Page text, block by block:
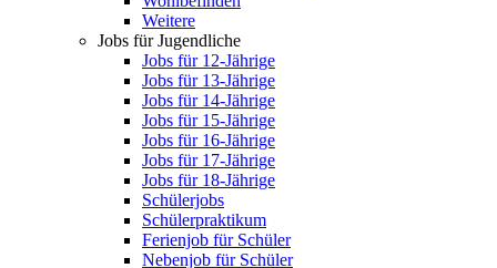
Weitere
Jobs für Jugendliche
Jobs für 12-Jährige
Jobs für 13-Jährige
Jobs für 14-Jährige
Jobs für 15-Jährige
Jobs für 16-Jährige
Jobs für 17-Jährige
Jobs für 18-Jährige
Schülerjobs
Schülerpraktikum
Ferienjob für Schüler
Nebenjob für Schüler